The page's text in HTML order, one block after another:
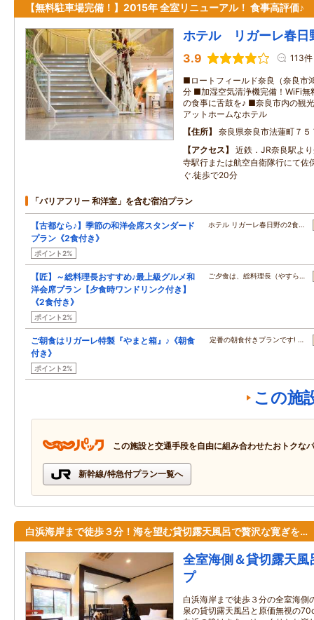
【無料駐車場完備！】2015年 全室リニューアル！ 食事高評価♪
ホテル リガーレ春日
3.9 113件
■ロートフィールド奈良（奈良市
分 ■加湿空気清浄機完備！WiFi
の食事に舌鼓を♪ ■奈良市内の観
アットホームなホテル
住所
奈良県奈良市法蓮町７５
アクセス
近鉄．JR奈良駅よ
寺駅行または航空自衛隊行にて佐
ぐ.徒歩で20分
「バリアフリー 和洋室」を含む宿泊プラン
【古都なら♪】季節の和洋会席スタンダード
プラン《2食付き》
ポイント2%
ホテル リガーレ春日野の2食…
【匠】～総料理長おすすめ♪最上級グルメ和
洋会席プラン【夕食時ワンドリンク付き】
《2食付き》
ポイント2%
ご夕食は、総料理長（やすら…
ご朝食はリガーレ特製『やまと箱』♪《朝食
付き》
ポイント2%
定番の朝食付きプランです! …
この施
この施設と交通手段を自由に組み合わせたおトクな
新幹線/特急付プラン一覧へ
白浜海岸まで徒歩３分！海を望む貸切露天風呂で贅沢な寛ぎを…
全室海側＆貸切露天
プ
白浜海岸まで徒歩３分の全室海
泉の貸切露天風呂と原価無視の